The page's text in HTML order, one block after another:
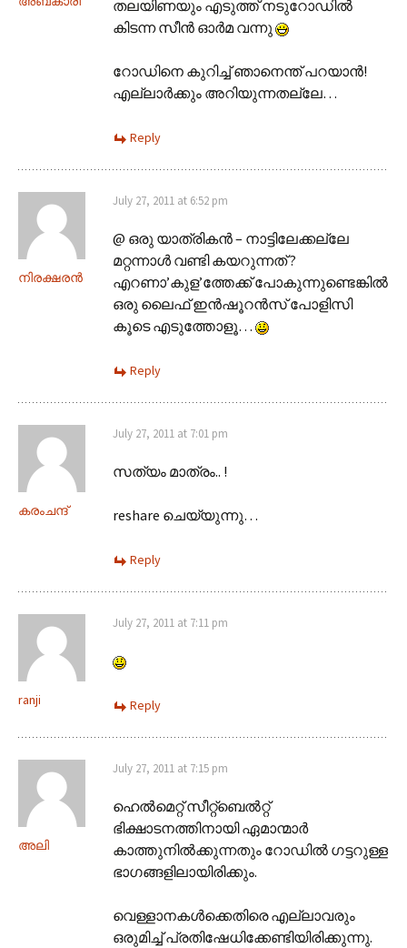
തലയിണയും എടുത്ത് നടുറോഡിൽ
കിടന്ന സീൻ ഓർമ വന്നു
റോഡിനെ കുറിച്ച് ഞാനെന്ത് പറയാൻ!
എല്ലാർക്കും അറിയുന്നതല്ലേ…
Reply
നിരക്ഷരൻ
July 27, 2011 at 6:52 pm
@ ഒരു യാത്രികന്‍ – നാട്ടിലേക്കല്ലേ
മറ്റന്നാൾ വണ്ടി കയറുന്നത് ?
എറണാ’കുള’ത്തേക്ക് പോകുന്നുണ്ടെങ്കിൽ
ഒരു ലൈഫ് ഇൻഷൂറൻസ് പോളിസി
കൂടെ എടുത്തോളൂ…
Reply
കരംചന്ദ്‌
July 27, 2011 at 7:01 pm
സത്യം മാത്രം.. !
reshare ചെയ്യുന്നു…
Reply
ranji
July 27, 2011 at 7:11 pm
Reply
അലി
July 27, 2011 at 7:15 pm
ഹെൽമെറ്റ് സീറ്റ്ബെൽറ്റ്
ഭിക്ഷാടനത്തിനായി ഏമാന്മാർ
കാത്തുനിൽക്കുന്നതും റോഡിൽ ഗട്ടറുള്ള
ഭാഗങ്ങളിലായിരിക്കും.
വെള്ളാനകൾക്കെതിരെ എല്ലാവരും
ഒരുമിച്ച് പ്രതിഷേധിക്കേണ്ടിയിരിക്കുന്നു.